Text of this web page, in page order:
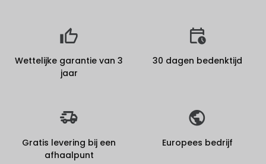
Wettelijke garantie van 3
jaar
30 dagen bedenktijd
Gratis levering bij een
afhaalpunt
Europees bedrijf